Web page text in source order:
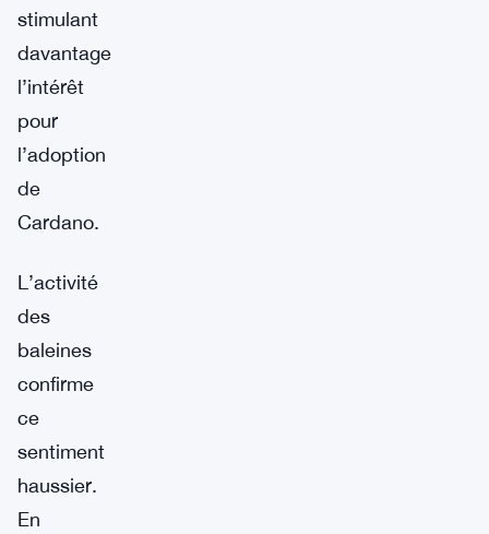
stimulant
davantage
l’intérêt
pour
l’adoption
de
Cardano.
L’activité
des
baleines
confirme
ce
sentiment
haussier.
En